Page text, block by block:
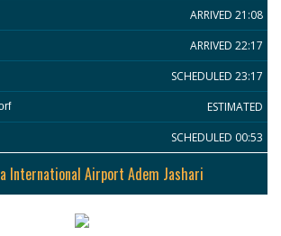
ARRIVED 21:08
ARRIVED 22:17
SCHEDULED 23:17
ESTIMATED
SCHEDULED 00:53
International Airport Adem Jashari